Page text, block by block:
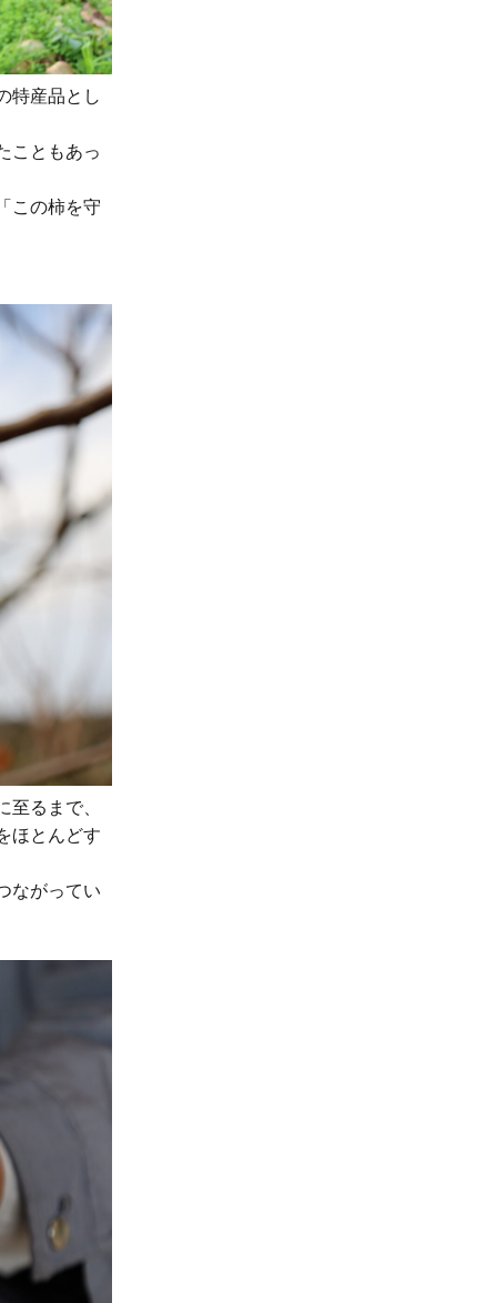
特産品とし
こともあっ
この柿を守
るまで、
ほとんどす
ながってい